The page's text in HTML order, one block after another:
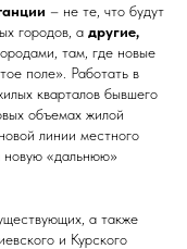
– не те, что будут
городов, а другие,
там, где новые
поле». Работать в
кварталов бывшего
объемах жилой
линии местного
новую «дальнюю»
а также
и Курского